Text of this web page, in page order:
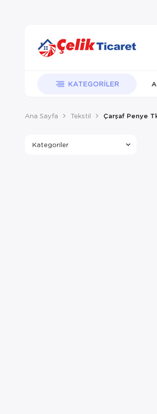
KATEGORILER
Ana Sayfa Tekstil Çarşaf Penye
Kategoriler